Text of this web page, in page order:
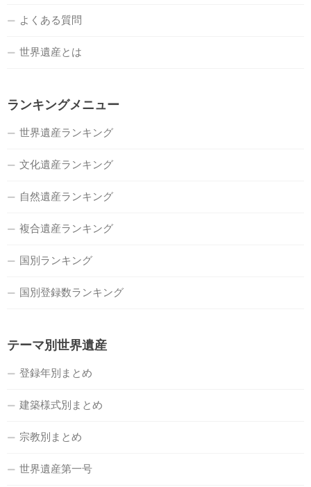
よくある質問
世界遺産とは
ランキングメニュー
世界遺産ランキング
文化遺産ランキング
自然遺産ランキング
複合遺産ランキング
国別ランキング
国別登録数ランキング
テーマ別世界遺産
登録年別まとめ
建築様式別まとめ
宗教別まとめ
世界遺産第一号